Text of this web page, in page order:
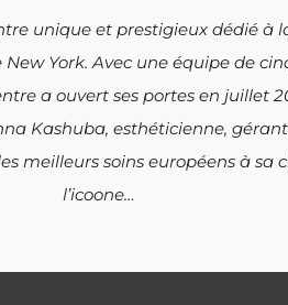
unique et prestigieux dédié à
York. Avec une équipe de
a ouvert ses portes en juillet
Kashuba, esthéticienne,
meilleurs soins européens à sa
l’icoone…